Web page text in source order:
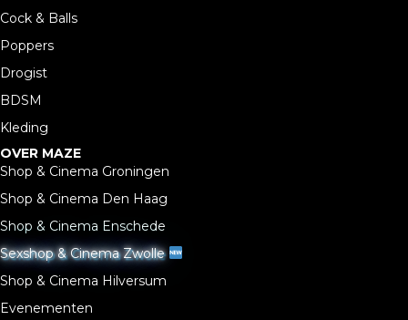
Cock & Balls
Poppers
Drogist
BDSM
Kleding
OVER MAZE
Shop & Cinema Groningen
Shop & Cinema Den Haag
Shop & Cinema Enschede
Sexshop & Cinema Zwolle
Shop & Cinema Hilversum
Evenementen